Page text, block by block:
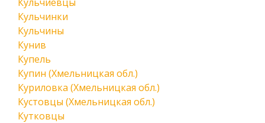
Кульчинки
Кульчины
Кунив
Купель
Купин (Хмельницкая обл.)
Куриловка (Хмельницкая обл.)
Кустовцы (Хмельницкая обл.)
Кутковцы